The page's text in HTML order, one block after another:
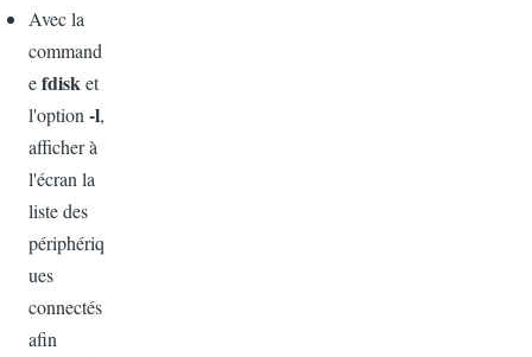
Avec la
command
efdisket
l'option -l,
afficher à
l'écran la
liste des
périphériq
ues
connectés
afin